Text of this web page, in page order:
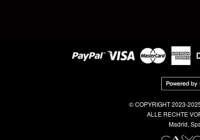
© COPYRIGHT 2023-
ALLE RECHTE
Madrid,